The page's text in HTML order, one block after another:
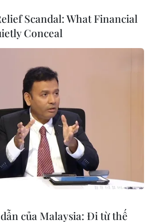
Scandal: What Financial
Conceal
của Malaysia: Đi từ thế